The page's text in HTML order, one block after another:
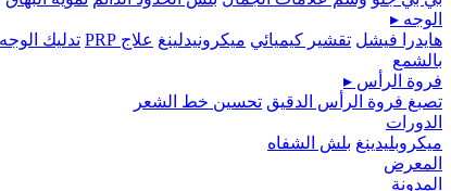
الوجه ▸
هايدرا فيشل تقشير كيميائي ميكرونيدلينغ علاج PRP تدليك
بالشمع
فروة الرأس ▸
تصبغ فروة الرأس الدقيق تحسين خط الشعر
الدورات
ميكروبلیدينغ بلش الشفاه
المعرض
المدونة